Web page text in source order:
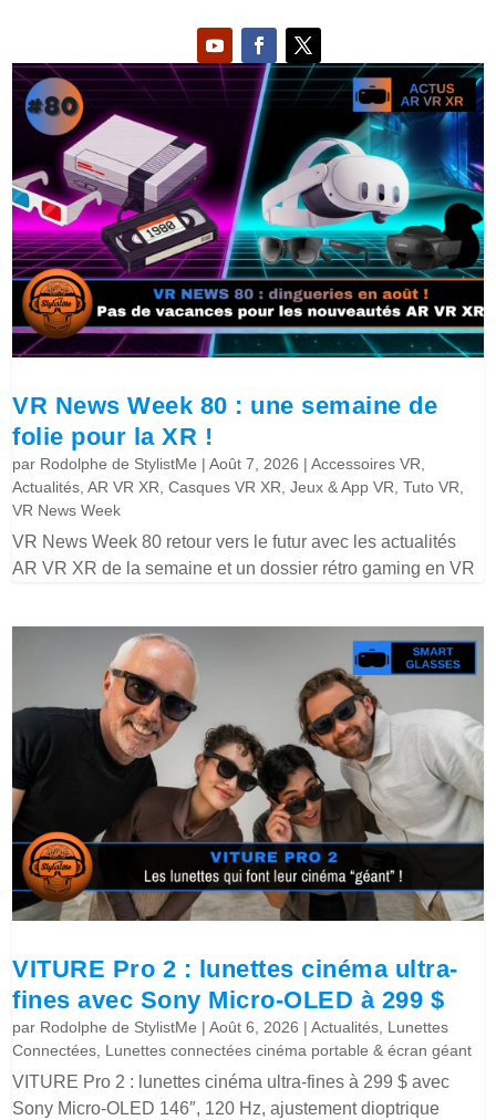
VR News Week 80 : une semaine de
folie pour la XR !
par Rodolphe de StylistMe |Août 7, 2026 |Accessoires VR
Actualités ,AR VR XR ,Casques VR XR ,Jeux & App VR ,Tuto VR
VR News Week
VR News Week 80 retour vers le futur avec les actualités
AR VR XR de la semaine et un dossier rétro gaming en VR
VITURE Pro 2 : lunettes cinéma ultra-
fines avec Sony Micro-OLED à 299 $
par Rodolphe de StylistMe |Août 6, 2026 |Actualités Lunettes
Connectées Lunettes connectées cinéma portable & écran géant
VITURE Pro 2 : lunettes cinéma ultra-fines à 299 $ avec
Sony Micro-OLED 146″, 120 Hz, ajustement dioptrique